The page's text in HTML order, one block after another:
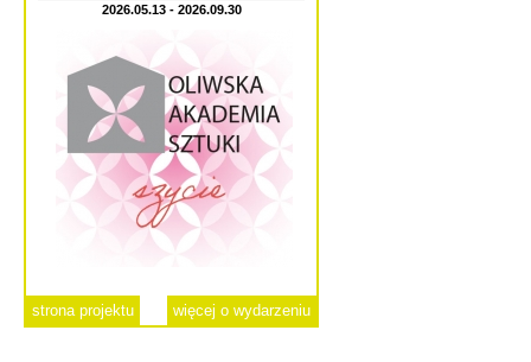
2026.05.13 - 2026.09.30
strona projektu więcej o wydarzeniu